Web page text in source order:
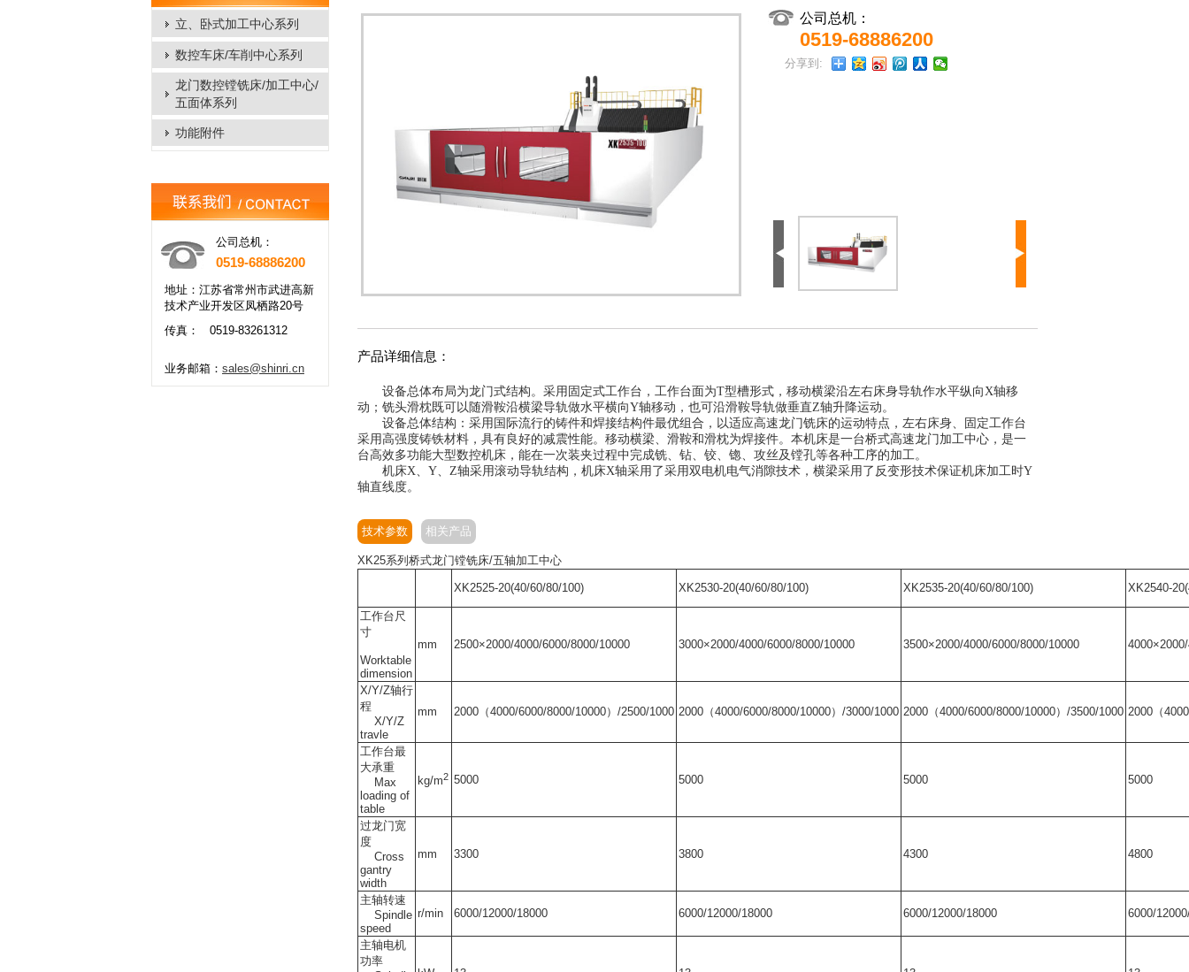
立、卧式加工中心系列
数控车床/车削中心系列
龙门数控镗铣床/加工中心/
五面体系列
功能附件
公司总机：
0519-68886200
地址：江苏省常州市武进高新
技术产业开发区凤栖路20号
传真：
0519-83261312
业务邮箱： sales@shinri.cn
公司总机：
0519-68886200
分享到:
产品详细信息：
设备总体布局为龙门式结构。采用固定式工作台，工作台面为T型槽形式，移动横梁沿左右床身导轨作水平纵向X轴移
动；铣头滑枕既可以随滑鞍沿横梁导轨做水平横向Y轴移动，也可沿滑鞍导轨做垂直Z轴升降运动。
设备总体结构：采用国际流行的铸件和焊接结构件最优组合，以适应高速龙门铣床的运动特点，左右床身、固定工作台
采用高强度铸铁材料，具有良好的减震性能。移动横梁、滑鞍和滑枕为焊接件。本机床是一台桥式高速龙门加工中心，是一
台高效多功能大型数控机床，能在一次装夹过程中完成铣、钻、铰、锪、攻丝及镗孔等各种工序的加工。
机床X、Y、Z轴采用滚动导轨结构，机床X轴采用了采用双电机电气消隙技术，横梁采用了反变形技术保证机床加工时Y
轴直线度。
技术参数 相关产品
XK25系列桥式龙门镗铣床/五轴加工中心
XK2525-20(40/60/80/100) XK2530-20(40/60/80/100) XK2535-20(40/60/80/100) XK2540-
工作台尺
寸
Worktable
dimension
mm 2500×2000/4000/6000/8000/10000 3000×2000/4000/6000/8000/10000 3500×2000/4000/6000/8000/10000
X/Y/Z轴行
程
X/Y/Z
travle
mm 2000（4000/6000/8000/10000）/2500/1000 2000（4000/6000/8000/10000）/3000/1000 2000（4000/6000/8000/10000）/3500/1000 2000（
工作台最
大承重
Max
loading of
table
kg/m2 5000 5000 5000 5000
过龙门宽
度
Cross
gantry
width
mm 3300 3800 4300 4800
主轴转速
Spindle
speed
r/min 6000/12000/18000 6000/12000/18000 6000/12000/18000 6000/
主轴电机
功率